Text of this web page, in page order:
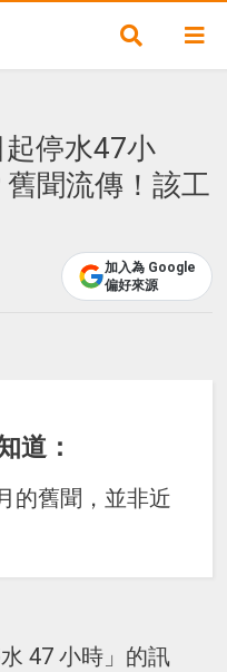
停水47小
聞流傳！該工
加入為 Google
偏好來源
道：
的舊聞，並非近
47 小時」的訊